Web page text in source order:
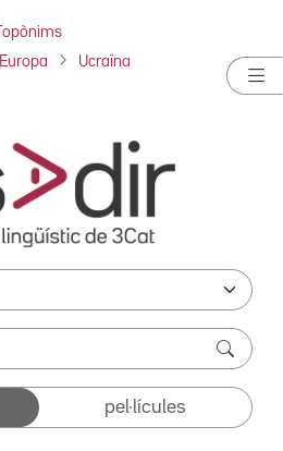
Topònims
Europa Ucraïna
pel·lícules